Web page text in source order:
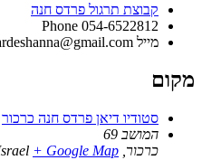
קבוצת תרגול פרדס חנה
Phone 054-6522812
מייל
מקום
סטודיו דיאן פרדס חנה כרכור
המושב 69
כרכור + Google Map